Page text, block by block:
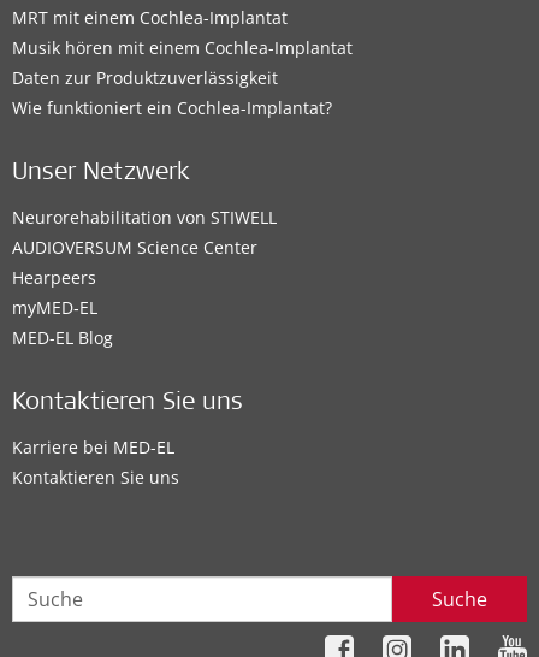
MRT mit einem Cochlea-Implantat
Musik hören mit einem Cochlea-Implantat
Daten zur Produktzuverlässigkeit
Wie funktioniert ein Cochlea-Implantat?
Unser Netzwerk
Neurorehabilitation von STIWELL
AUDIOVERSUM Science Center
Hearpeers
myMED‑EL
MED-EL Blog
Kontaktieren Sie uns
Karriere bei MED-EL
Kontaktieren Sie uns
Suche